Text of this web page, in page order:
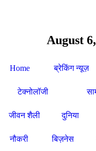
August
Home ब्रेकिंग न्यूज़
टेक्नोलॉजी
जीवन शैली दुनिया
नौकरी बिज़नेस